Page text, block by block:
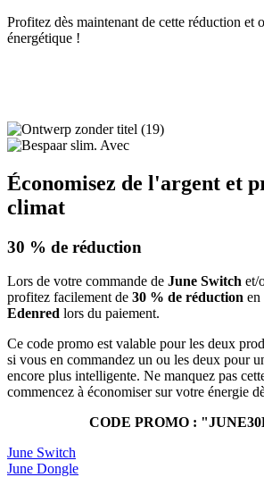
Profitez dès maintenant de cette réduction et
énergétique !
Économisez de l'argent et
climat
30 % de réduction
Lors de votre commande de June Switch et/
profitez facilement de 30 % de réduction en
Edenred lors du paiement.
Ce code promo est valable pour les deux
si vous en commandez un ou les deux pour
encore plus intelligente. Ne manquez pas
commencez à économiser sur votre énergie
CODE PROMO :
June Switch
June Dongle